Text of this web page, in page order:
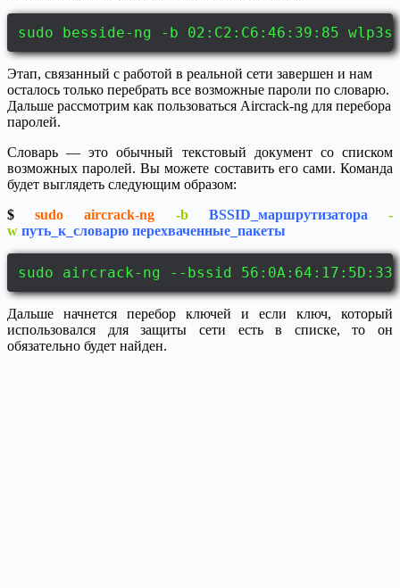
sudo besside-ng -b 02:C2:C6:46:39:85
Этап, связанный с работой в реальной сети завершен и нам
осталось только перебрать все возможные пароли по словарю.
Дальше рассмотрим как пользоваться Aircrack-ng для перебора
паролей.
Словарь — это обычный текстовый документ со списком
возможных паролей. Вы можете составить его сами. Команда
будет выглядеть следующим образом:
$sudo aircrack-ng -b BSSID_маршрутизатора -
w путь_к_словарю перехваченные_пакеты
sudo aircrack-ng --bssid
Дальше начнется перебор ключей и если ключ, который
использовался для защиты сети есть в списке, то он
обязательно будет найден.